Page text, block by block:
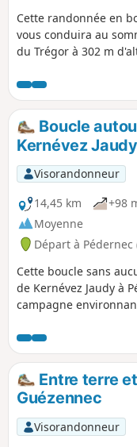
Cette randonnée en
vous conduira au
du Trégor à 302 m
guingampaise et de la
d'Arrée. Hormis la
sommet, vous ne
randonnée.
la plus magnifique
Boucle
Kernévez
Visorandonneur
14,45 km
+98
Moyenne
Départ à Pédernec
Cette boucle sans
de Kernévez Jaudy à
campagne
reliant Guingamp à
Chapelle de Lorette
calvaires
berges de petits
peu de fraicheur.
Entre terre
Guézennec
Visorandonneur